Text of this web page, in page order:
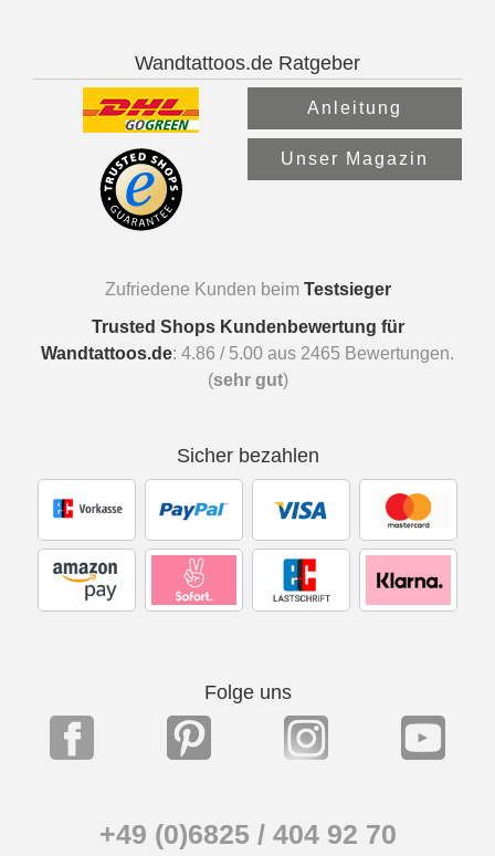
Wandtattoos.de Ratgeber
Anleitung
Unser Magazin
Zufriedene Kunden beim Testsieger
Trusted Shops Kundenbewertung für
Wandtattoos.de: 4.86 / 5.00 aus 2465 Bewertungen.
(sehr gut)
Sicher bezahlen
Folge uns
+49 (0)6825 / 404 92 70